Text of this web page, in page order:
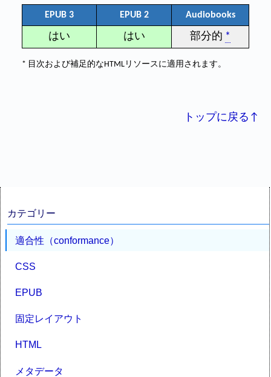
EPUB 3 EPUB 2 Audiobooks
はい はい 部分的 *
* 目次および補足的なHTMLリソースに適用されます。
トップに戻る↑
カテゴリー
適合性（conformance）
CSS
EPUB
固定レイアウト
HTML
メタデータ